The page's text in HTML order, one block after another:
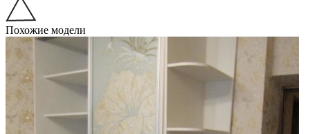
Похожие модели